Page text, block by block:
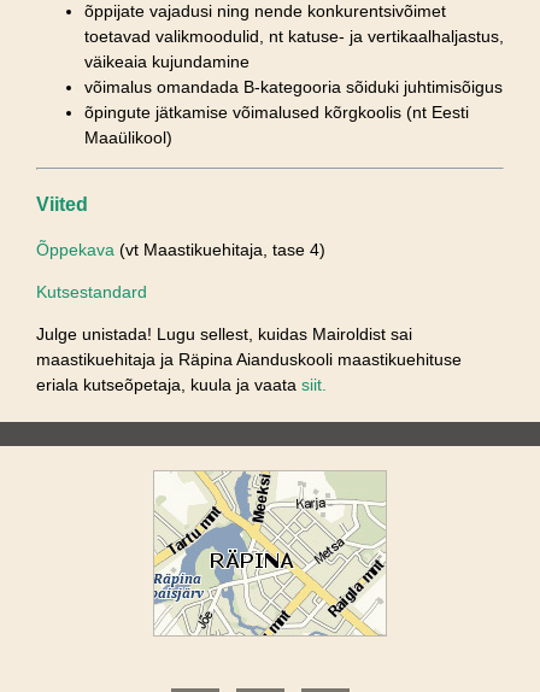
õppijate vajadusi ning nende konkurentsivõimet
toetavad valikmoodulid, nt katuse- ja vertikaalhaljastus,
väikeaia kujundamine
võimalus omandada B-kategooria sõiduki juhtimisõigus
õpingute jätkamise võimalused kõrgkoolis (nt Eesti
Maaülikool)
Viited
Õppekava (vt Maastikuehitaja, tase 4)
Kutsestandard
Julge unistada! Lugu sellest, kuidas Mairoldist sai
maastikuehitaja ja Räpina Aianduskooli maastikuehituse
eriala kutseõpetaja, kuula ja vaata siit.